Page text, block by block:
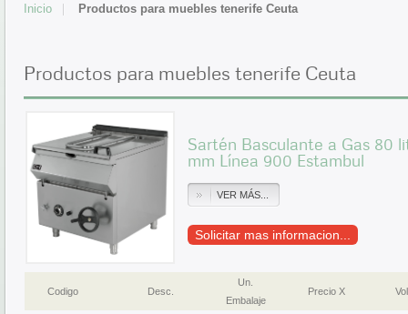
Inicio Productos para muebles tenerife Ceuta
Productos para muebles tenerife Ceuta
Sartén Basculante a Gas 80
mm Línea 900 Estambul
VER MÁS...
Solicitar mas informacion...
Codigo Desc.
Un.
Embalaje
Precio X